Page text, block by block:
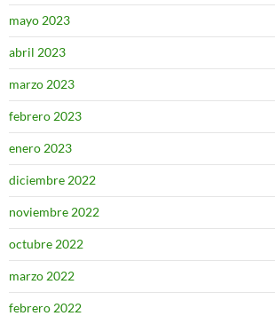
mayo 2023
abril 2023
marzo 2023
febrero 2023
enero 2023
diciembre 2022
noviembre 2022
octubre 2022
marzo 2022
febrero 2022